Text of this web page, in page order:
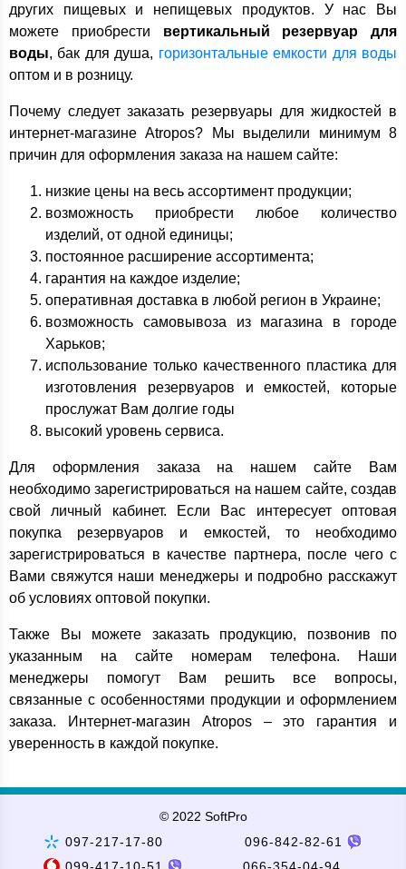
других пищевых и непищевых продуктов. У нас Вы
можете приобрести вертикальный резервуар для
воды, бак для душа, горизонтальные емкости для воды
оптом и в розницу.
Почему следует заказать резервуары для жидкостей в
интернет-магазине Atropos? Мы выделили минимум 8
причин для оформления заказа на нашем сайте:
низкие цены на весь ассортимент продукции;
возможность приобрести любое количество
изделий, от одной единицы;
постоянное расширение ассортимента;
гарантия на каждое изделие;
оперативная доставка в любой регион в Украине;
возможность самовывоза из магазина в городе
Харьков;
использование только качественного пластика для
изготовления резервуаров и емкостей, которые
прослужат Вам долгие годы
высокий уровень сервиса.
Для оформления заказа на нашем сайте Вам
необходимо зарегистрироваться на нашем сайте, создав
свой личный кабинет. Если Вас интересует оптовая
покупка резервуаров и емкостей, то необходимо
зарегистрироваться в качестве партнера, после чего с
Вами свяжутся наши менеджеры и подробно расскажут
об условиях оптовой покупки.
Также Вы можете заказать продукцию, позвонив по
указанным на сайте номерам телефона. Наши
менеджеры помогут Вам решить все вопросы,
связанные с особенностями продукции и оформлением
заказа. Интернет-магазин Atropos – это гарантия и
уверенность в каждой покупке.
© 2022 SoftPro
097-217-17-80
096-842-82-61